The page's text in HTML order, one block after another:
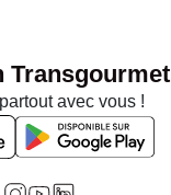
Transgourmet
avec vous !